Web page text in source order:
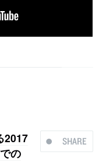
SHARE
2017
の